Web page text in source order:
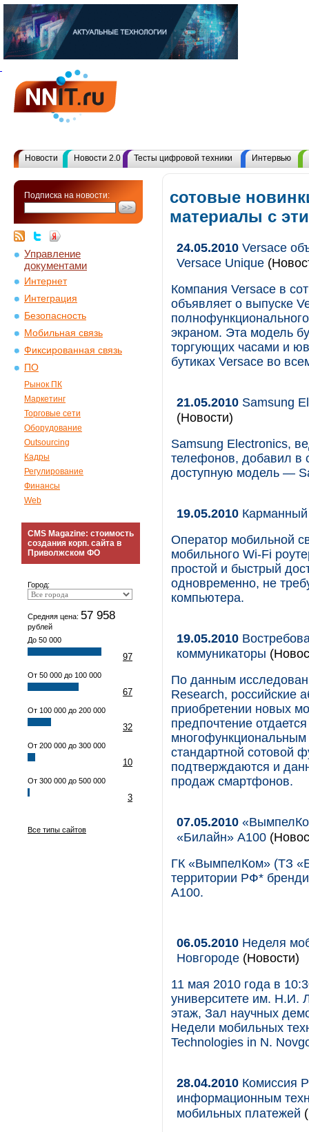
Новости Новости 2.0 Тесты цифровой техники Интервью
Подписка на новости:
Управление
документами
Интернет
Интеграция
Безопасность
Мобильная связь
Фиксированная связь
ПО
Рынок ПК
Маркетинг
Торговые сети
Оборудование
Outsourcing
Кадры
Регулирование
Финансы
Web
CMS Magazine: стоимость
создания корп. сайта в
Приволжском ФО
Город:
Средняя цена: 57 958
рублей
До 50 000
97
От 50 000 до 100 000
67
От 100 000 до 200 000
32
От 200 000 до 300 000
10
От 300 000 до 500 000
3
Все типы сайтов
сотовые
материалы с
24.05.2010 Versace
Versace Unique
Компания Versace в
объявляет о выпуске
экраном. Эта модель
торгующих часами и
бутиках Versace во
21.05.2010 Samsung
(Новости)
Samsung Electronics,
телефонов, добавил в
доступную модель —
19.05.2010
Оператор мобильной
мобильного Wi-Fi
простой и быстрый
одновременно, не
компьютера.
19.05.2010
коммуникаторы
По данным
Research, российские
приобретении новых
предпочтение
стандартной сотовой
подтверждаются и
продаж смартфонов.
07.05.2010
«Билайн» А100
ГК «ВымпелКом» (ТЗ
территории РФ*
А100.
06.05.2010 Неделя
Новгороде (Новости)
11 мая 2010 года в
университете им. Н.И.
этаж, Зал научных
Недели мобильных
Technologies in N.
28.04.2010 Комиссия
информационным
мобильных платежей